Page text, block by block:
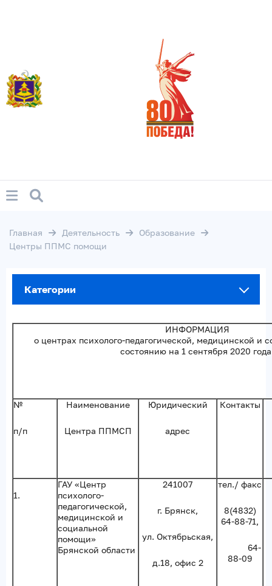
Главная Деятельность
Образование
Центры ППМС помощи
Категории
ИНФОРМАЦИЯ
о центрах психолого-педагогической, медицинской и
состоянию на 1 сентября 2020
№
п/п
Наименование
Центра ППМСП
Юридический
адрес
Контакты
1.
ГАУ «Центр
психолого-
педагогической,
медицинской и
социальной
помощи»
Брянской области
241007
г. Брянск,
ул. Октябрьская,
д.18, офис 2
тел./ факс
8(4832)
64-88-71,
64-
88-09